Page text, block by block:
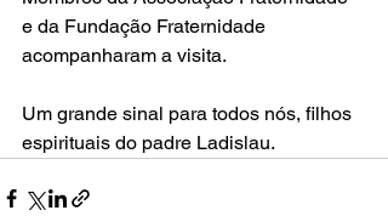
e da Fundação Fraternidade
acompanharam a visita.
Um grande sinal para todos nós, filhos
espirituais do padre Ladislau.